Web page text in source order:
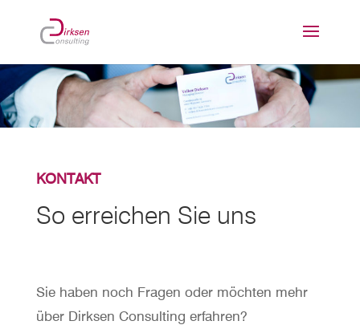
KONTAKT
So erreichen Sie uns
Sie haben noch Fragen oder möchten mehr
über Dirksen Consulting erfahren?